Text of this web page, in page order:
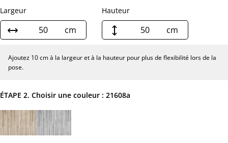
Largeur
cm
Hauteur
cm
Ajoutez 10 cm à la largeur et à la hauteur pour plus de flexibilité lors de la
pose.
ÉTAPE 2. Choisir une couleur : 21608a